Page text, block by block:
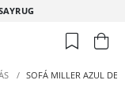
/ SOFÁ MILLER AZUL DE